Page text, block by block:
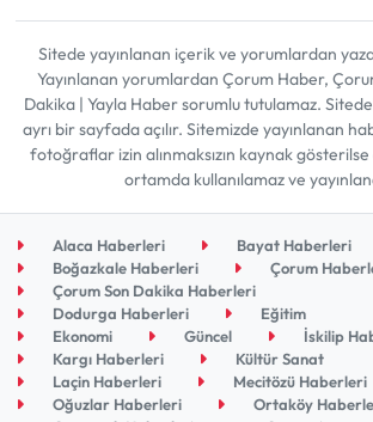
Sitede yayınlanan içerik ve yorumlardan
Yayınlanan yorumlardan Çorum Haber,
Dakika | Yayla Haber sorumlu tutulamaz.
ayrı bir sayfada açılır. Sitemizde yayınlanan
fotoğraflar izin alınmaksızın kaynak
ortamda kullanılamaz ve
Alaca Haberleri
Bayat Haberleri
Boğazkale Haberleri
Çorum
Çorum Son Dakika Haberleri
Dodurga Haberleri
Eğitim
Ekonomi
Güncel
İskilip
Kargı Haberleri
Kültür Sanat
Laçin Haberleri
Mecitözü Haberleri
Oğuzlar Haberleri
Ortaköy